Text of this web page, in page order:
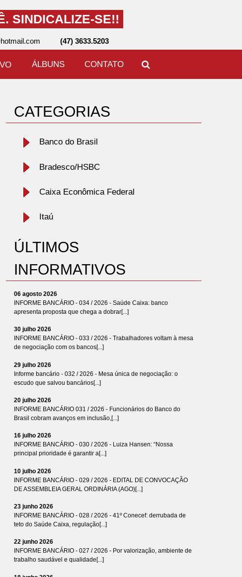
SINDICALIZE-SE!!
(47) 3633.5203
ÁLBUNS CONTATO
CATEGORIAS
Banco do Brasil
Bradesco/HSBC
Caixa Econômica Federal
Itaú
ÚLTIMOS
INFORMATIVOS
06 agosto 2026
INFORME BANCÁRIO - 034 / 2026 - Saúde Caixa: banco
apresenta proposta que chega a dobrar[...]
30 julho 2026
INFORME BANCÁRIO - 033 / 2026 - Trabalhadores voltam à mesa
de negociação com os bancos[...]
29 julho 2026
Informe bancário - 032 / 2026 - Mesa única de negociação: o
escudo que salvou bancários[...]
20 julho 2026
INFORME BANCÁRIO 031 / 2026 - Funcionários do Banco do
Brasil cobram avanços em inclusão,[...]
16 julho 2026
INFORME BANCÁRIO - 030 / 2026 - Luiza Hansen: “Nossa
principal prioridade é garantir a[...]
10 julho 2026
INFORME BANCÁRIO - 029 / 2026 - EDITAL DE CONVOCAÇÃO
DE ASSEMBLEIA GERAL ORDINÁRIA (AGO)[...]
23 junho 2026
INFORME BANCÁRIO - 028 / 2026 - 41º Conecef: derrubada de
teto do Saúde Caixa, regulação[...]
22 junho 2026
INFORME BANCÁRIO - 027 / 2026 - Por valorização, ambiente de
trabalho saudável e qualidade[...]